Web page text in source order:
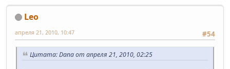
Leo
#54
апреля 21, 2010, 10:47
Цитата: Dana от апреля 21, 2010, 02:25